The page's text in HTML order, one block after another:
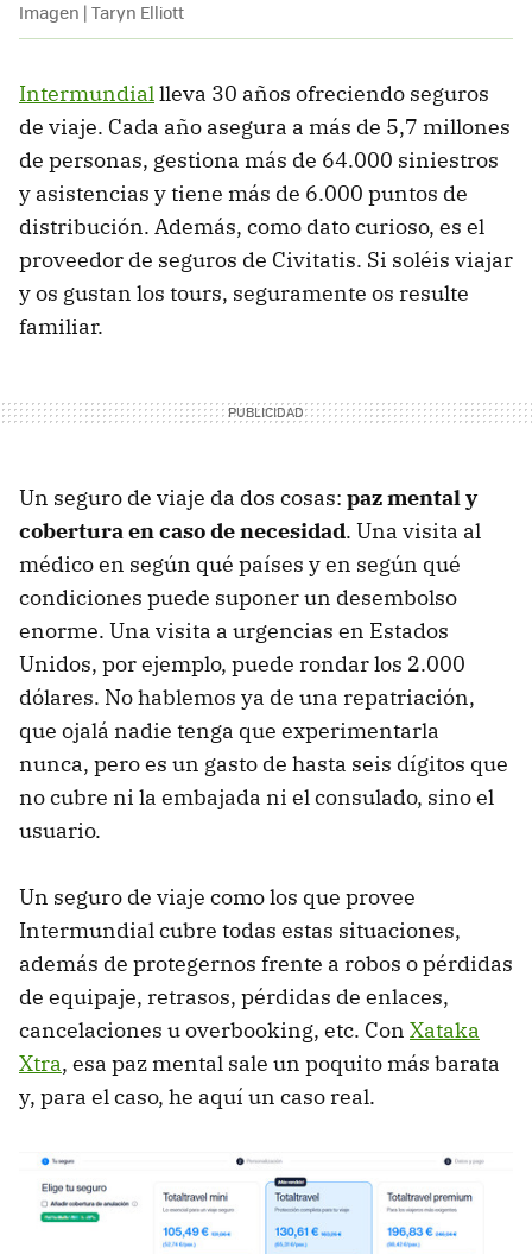
Imagen | Taryn Elliott
Intermundial lleva 30 años ofreciendo seguros
de viaje. Cada año asegura a más de 5,7 millones
de personas, gestiona más de 64.000 siniestros
y asistencias y tiene más de 6.000 puntos de
distribución. Además, como dato curioso, es el
proveedor de seguros de Civitatis. Si soléis viajar
y os gustan los tours, seguramente os resulte
familiar.
Un seguro de viaje da dos cosas: paz mental y
cobertura en caso de necesidad. Una visita al
médico en según qué países y en según qué
condiciones puede suponer un desembolso
enorme. Una visita a urgencias en Estados
Unidos, por ejemplo, puede rondar los 2.000
dólares. No hablemos ya de una repatriación,
que ojalá nadie tenga que experimentarla
nunca, pero es un gasto de hasta seis dígitos que
no cubre ni la embajada ni el consulado, sino el
usuario.
Un seguro de viaje como los que provee
Intermundial cubre todas estas situaciones,
además de protegernos frente a robos o pérdidas
de equipaje, retrasos, pérdidas de enlaces,
cancelaciones u overbooking, etc. Con Xataka
Xtra, esa paz mental sale un poquito más barata
y, para el caso, he aquí un caso real.